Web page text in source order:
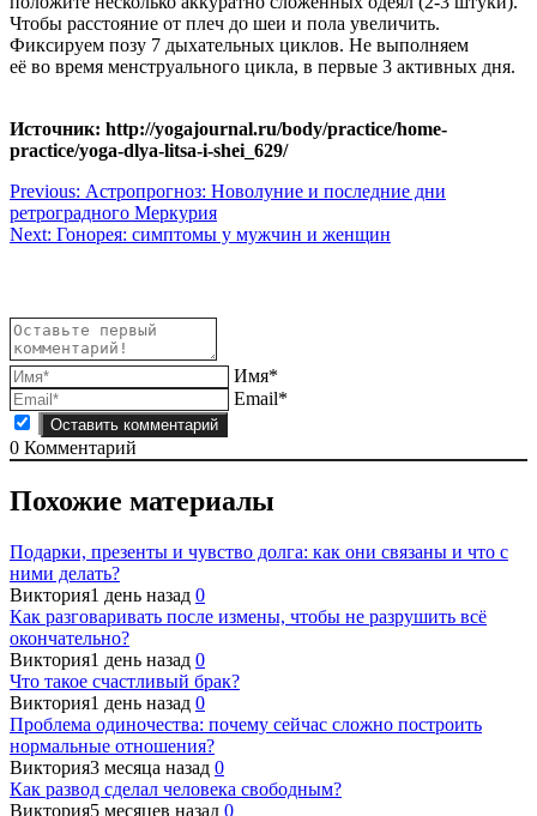
Чтобы расстояние от плеч до шеи и пола увеличить.
Фиксируем позу 7 дыхательных циклов. Не выполняем
её во время менструального цикла, в первые 3 активных дня.
Источник: http://yogajournal.ru/body/practice/home-
practice/yoga-dlya-litsa-i-shei_629/
Навигация
по
Previous: Астропрогноз: Новолуние и последние дни
ретроградного Меркурия
Next: Гонорея: симптомы у мужчин и женщин
Имя*
Email*
0 Комментарий
Похожие материалы
Подарки, презенты и чувство долга: как они связаны и что с
ними делать?
Виктория1 день назад 0
Как разговаривать после измены, чтобы не разрушить всё
окончательно?
Виктория1 день назад 0
Что такое счастливый брак?
Виктория1 день назад 0
Проблема одиночества: почему сейчас сложно построить
нормальные отношения?
Виктория3 месяца назад 0
Как развод сделал человека свободным?
Виктория5 месяцев назад 0